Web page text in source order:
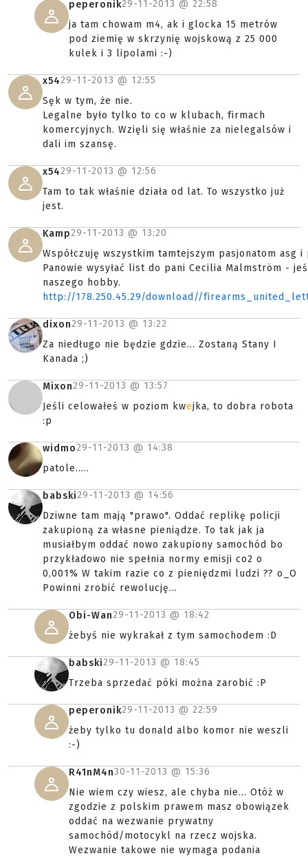
peperonik29-11-2013 @ 22:58
ja tam chowam m4, ak i glocka 15 metrów
pod ziemię w skrzynię wojskową z 25 000
kulek i 3 lipolami :-)
x5429-11-2013 @ 12:55
Sęk w tym, że nie.
Legalne było tylko to co w klubach, firmach
komercyjnych. Wzięli się właśnie za nielegalsów i
dali im szansę.
x5429-11-2013 @ 12:56
Tam to tak właśnie działa od lat. To wszystko już
jest.
Kamp29-11-2013 @ 13:20
Współczuję wszystkim tamtejszym pasjonatom asg
Panowie wysyłać list do pani Cecilia Malmström -
naszego hobby.
http://178.250.45.29/download//
dixon29-11-2013 @ 13:22
Za niedługo nie będzie gdzie... Zostaną Stany I
Kanada ;)
Mixon29-11-2013 @ 13:57
Jeśli celowałeś w poziom kwejka, to dobra robota
:p
widmo29-11-2013 @ 14:38
patole.....
babski29-11-2013 @ 14:56
Dziwne tam mają "prawo". Oddać replikę policji
zakupioną za własne pieniądze. To tak jak ja
musiałbym oddać nowo zakupiony samochód bo
przykładowo nie spełnia normy emisji co2 o
0,001% W takim razie co z pieniędzmi ludzi ?? o_O
Powinni zrobić rewolucję...
Obi-Wan29-11-2013 @ 18:42
żebyś nie wykrakał z tym samochodem :D
babski29-11-2013 @ 18:45
Trzeba sprzedać póki można zarobić :P
peperonik29-11-2013 @ 22:59
żeby tylko tu donald albo komor nie weszli
:-)
R41nM4n30-11-2013 @ 15:36
Nie wiem czy wiesz, ale chyba nie... Otóż w
zgodzie z polskim prawem masz obowiązek
oddać na wezwanie prywatny
samochód/motocykl na rzecz wojska.
Wezwanie takowe nie wymaga podania